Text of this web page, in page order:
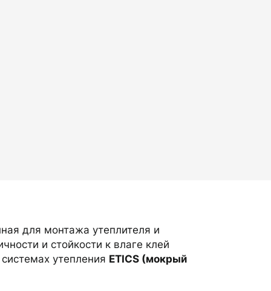
для монтажа утеплителя и
и стойкости к влаге клей
утепления ETICS (мокрый